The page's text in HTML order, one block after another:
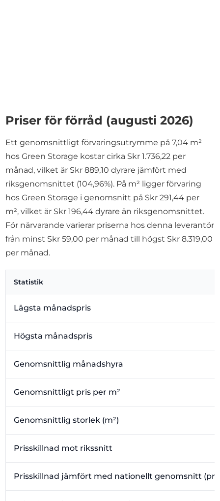
Priser för förråd (augusti 2026)
Ett genomsnittligt förvaringsutrymme på 7,04 m²
hos Green Storage kostar cirka Skr 1.736,22 per
månad, vilket är Skr 889,10 dyrare jämfört med
riksgenomsnittet (104,96%). På m² ligger förvaring
hos Green Storage i genomsnitt på Skr 291,44 per
m², vilket är Skr 196,44 dyrare än riksgenomsnittet.
För närvarande varierar priserna hos denna leverantör
från minst Skr 59,00 per månad till högst Skr 8.319,00
per månad.
Statistik
Lägsta månadspris
Högsta månadspris
Genomsnittlig månadshyra
Genomsnittligt pris per m²
Genomsnittlig storlek (m²)
Prisskillnad mot rikssnitt
Prisskillnad jämfört med nationellt genomsnitt